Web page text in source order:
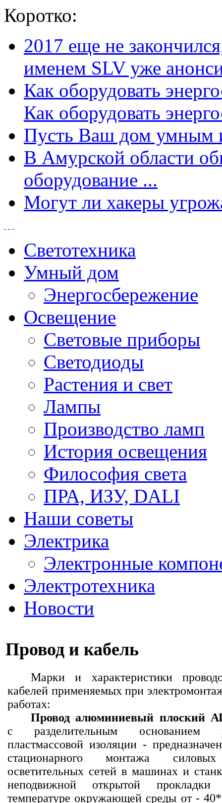
Коротко:
2017 еще не
именем SLV уже
Как оборудовать
Как оборудовать
Пусть Ваш дом умным
В Амурской области
оборудование ...
Могут ли хакеры
Светотехника
Умный дом
Энергосбережение
Освещение
Световые приборы
Светодиоды
Растения и свет
Лампы
Производство ламп
История освещения
Философия света
ПРА, ИЗУ, DALI
Наши советы
Электрика
Электронные
Электротехника
Новости
Провод и кабель
Марки и характеристики
кабелей применяемых при
работах:
Провод алюминиевый плоский
с разделительным основанием
пластмассовой изоляции -
стационарного монтажа
осветительных сетей в машинах и
неподвижной открытой
температуре окружающей среды от -